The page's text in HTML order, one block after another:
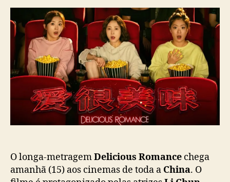
r
p
o
s
t
d
e
p
u
b
l
i
c
a
ç
ã
D
e
i
i
o
u
s
R
n
c
e
O longa-metragemDelicious Romance chega
amanhã (15) aos cinemas de toda a China. O